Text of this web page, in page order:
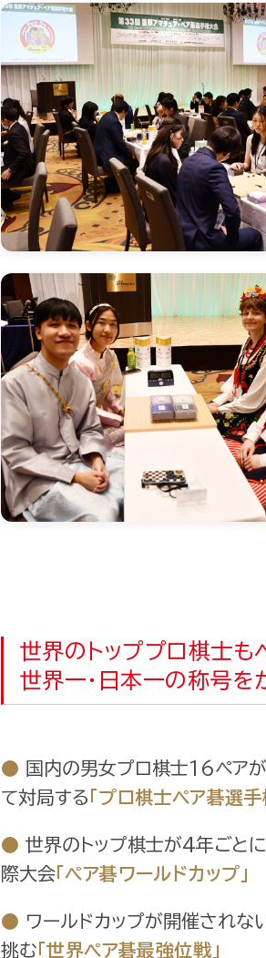
世界のトッププロ棋士も
世界一・日本一の称号を
● 国内の男女プロ棋士16ペア
て対局する 「プロ棋士ペア碁選手
● 世界のトップ棋士が4年ごと
際大会 「ペア碁ワールドカップ」
● ワールドカップが開催されな
挑む 「世界ペア碁最強位戦」